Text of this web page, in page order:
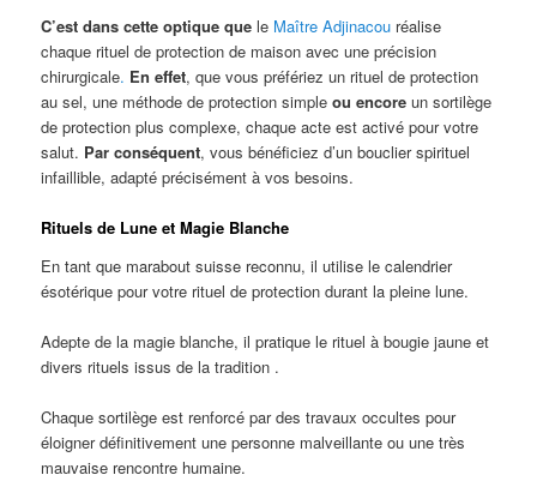
C’est dans cette optique que le Maître Adjinacou réalise
chaque rituel de protection de maison avec une précision
chirurgicale. En effet, que vous préfériez un rituel de protection
au sel, une méthode de protection simpleou encore un sortilège
de protection plus complexe, chaque acte est activé pour votre
salut. Par conséquent, vous bénéficiez d’un bouclier spirituel
infaillible, adapté précisément à vos besoins.
Rituels de Lune et Magie Blanche
En tant que marabout suisse reconnu, il utilise le calendrier
ésotérique pour votre rituel de protection durant la pleine lune.
Adepte de la magie blanche, il pratique le rituel à bougie jaune et
divers rituels issus de la tradition .
Chaque sortilège est renforcé par des travaux occultes pour
éloigner définitivement une personne malveillante ou une très
mauvaise rencontre humaine.